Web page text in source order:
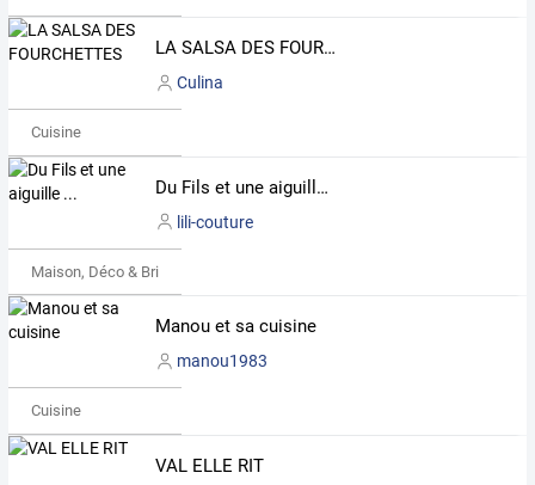
LA SALSA DES FOURCHETTES
Culina
Cuisine
Du Fils et une aiguille ...
lili-couture
Maison, Déco & Bricolage
Manou et sa cuisine
manou1983
Cuisine
VAL ELLE RIT